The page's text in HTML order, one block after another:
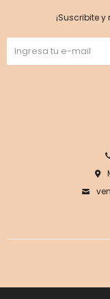
¡Suscribite